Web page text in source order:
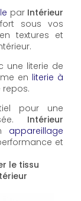
par Intérieur
sous vos
textures et
une literie de
en literie à
pour une
Intérieur
appareillage
et
le tissu